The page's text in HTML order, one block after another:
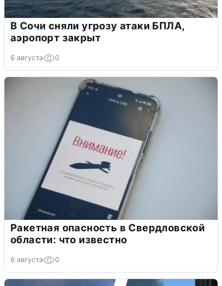
В Сочи сняли угрозу атаки БПЛА,
аэропорт закрыт
6 августа 0
Ракетная опасность в Свердловской
области: что известно
6 августа 0